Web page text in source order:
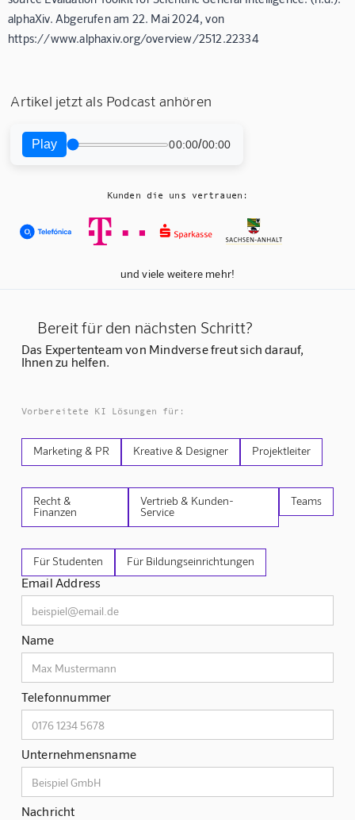
alphaXiv. Abgerufen am 22. Mai 2024, von
https://www.alphaxiv.org/overview/2512.22334
Artikel jetzt als Podcast anhören
Play 00:00/00:00
Kunden die uns vertrauen:
und viele weitere mehr!
Bereit für den nächsten Schritt?
Das Expertenteam von Mindverse freut sich darauf,
Ihnen zu helfen.
Vorbereitete KI Lösungen für:
Marketing & PR Kreative & Designer Projektleiter
Recht &
Finanzen
Vertrieb & Kunden-
Service
Teams
Für Studenten Für Bildungseinrichtungen
Email Address
Name
Telefonnummer
Unternehmensname
Nachricht